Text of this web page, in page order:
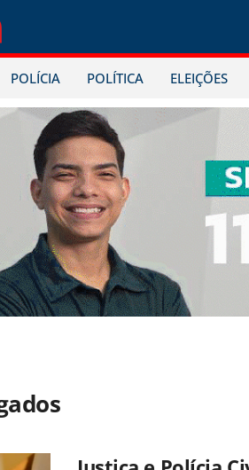
POLÍCIA POLÍTICA ELEIÇÕES